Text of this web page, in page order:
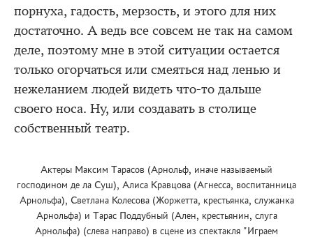
порнуха, гадость, мерзость, и этого для них
достаточно. А ведь все совсем не так на самом
деле, поэтому мне в этой ситуации остается
только огорчаться или смеяться над ленью и
нежеланием людей видеть что-то дальше
своего носа. Ну, или создавать в столице
собственный театр.
Актеры Максим Тарасов (Арнольф, иначе называемый
господином де ла Суш), Алиса Кравцова (Агнесса, воспитанница
Арнольфа), Светлана Колесова (Жоржетта, крестьянка, служанка
Арнольфа) и Тарас Поддубный (Ален, крестьянин, слуга
Арнольфа) (слева направо) в сцене из спектакля "Играем